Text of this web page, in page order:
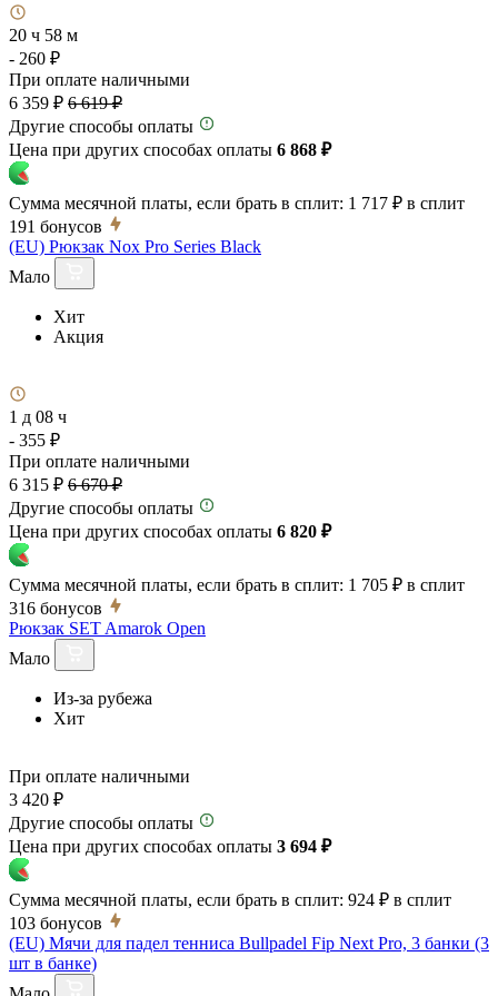
20 ч 58 м
- 260 ₽
При оплате наличными
6 359 ₽ 6 619 ₽
Другие способы оплаты
Цена при других способах оплаты 6 868 ₽
Сумма месячной платы, если брать в сплит: 1 717 ₽ в сплит
191 бонусов
(EU) Рюкзак Nox Pro Series Black
Мало
Хит
Акция
1 д 08 ч
- 355 ₽
При оплате наличными
6 315 ₽ 6 670 ₽
Другие способы оплаты
Цена при других способах оплаты 6 820 ₽
Сумма месячной платы, если брать в сплит: 1 705 ₽ в сплит
316 бонусов
Рюкзак SET Amarok Open
Мало
Из-за рубежа
Хит
При оплате наличными
3 420 ₽
Другие способы оплаты
Цена при других способах оплаты 3 694 ₽
Сумма месячной платы, если брать в сплит: 924 ₽ в сплит
103 бонусов
(EU) Мячи для падел тенниса Bullpadel Fip Next Pro, 3 банки (3
шт в банке)